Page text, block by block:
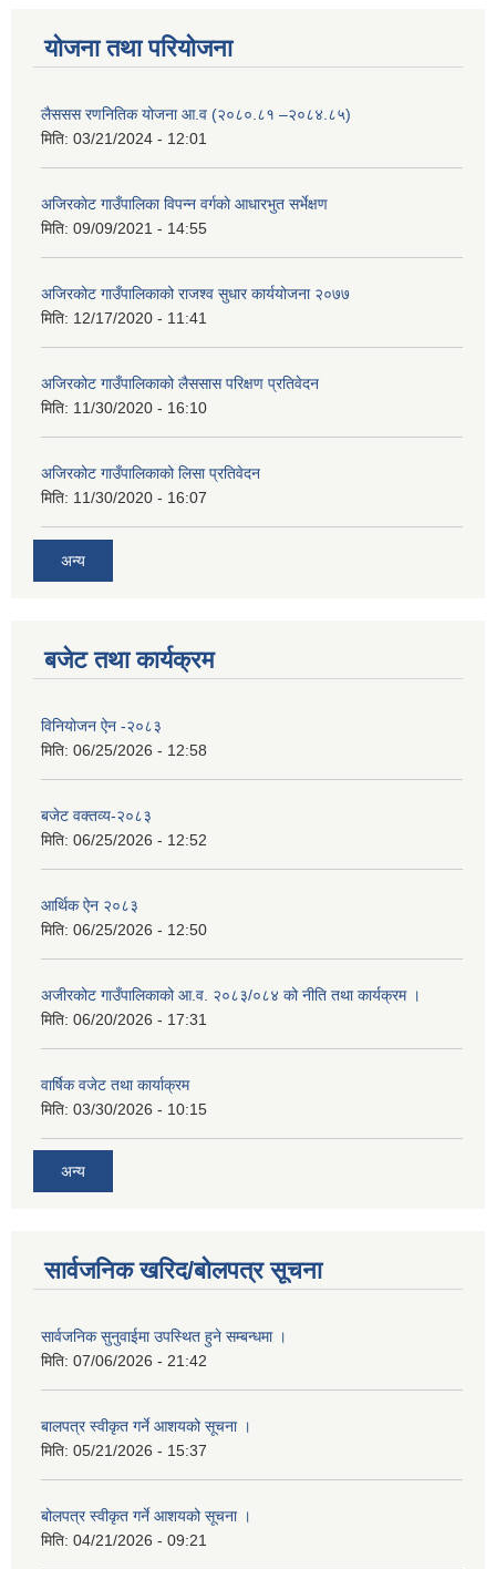
योजना तथा परियोजना
लैससस रणनितिक योजना आ.व (२०८०.८१ –२०८४.८५)
मिति: 03/21/2024 - 12:01
अजिरकाेट गाउँपालिका विपन्न वर्गकाे आधारभुत सर्भेक्षण
मिति: 09/09/2021 - 14:55
अजिरकोट गाउँपालिकाको राजश्व सुधार कार्ययोजना २०७७
मिति: 12/17/2020 - 11:41
अजिरकोट गाउँपालिकाको लैससास परिक्षण प्रतिवेदन
मिति: 11/30/2020 - 16:10
अजिरकोट गाउँपालिकाको लिसा प्रतिवेदन
मिति: 11/30/2020 - 16:07
अन्य
बजेट तथा कार्यक्रम
विनियोजन ऐन -२०८३
मिति: 06/25/2026 - 12:58
बजेट वक्तव्य-२०८३
मिति: 06/25/2026 - 12:52
आर्थिक ऐन २०८३
मिति: 06/25/2026 - 12:50
अजीरकोट गाउँपालिकाको आ.व. २०८३/०८४ को नीति तथा कार्यक्रम ।
मिति: 06/20/2026 - 17:31
वार्षिक वजेट तथा कार्याक्रम
मिति: 03/30/2026 - 10:15
अन्य
सार्वजनिक खरिद/बोलपत्र सूचना
सार्वजनिक सुनुवाईमा उपस्थित हुने सम्बन्धमा ।
मिति: 07/06/2026 - 21:42
बालपत्र स्वीकृत गर्ने आशयको सूचना ।
मिति: 05/21/2026 - 15:37
बोलपत्र स्वीकृत गर्ने आशयको सूचना ।
मिति: 04/21/2026 - 09:21